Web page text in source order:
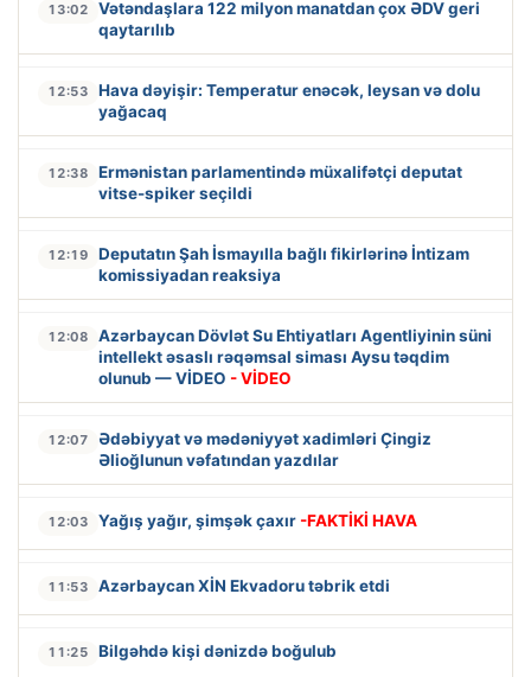
13:02
Vətəndaşlara 122 milyon manatdan çox ƏDV geri
qaytarılıb
12:53
Hava dəyişir: Temperatur enəcək, leysan və dolu
yağacaq
12:38
Ermənistan parlamentində müxalifətçi deputat
vitse-spiker seçildi
12:19
Deputatın Şah İsmayılla bağlı fikirlərinə İntizam
komissiyadan reaksiya
12:08
Azərbaycan Dövlət Su Ehtiyatları Agentliyinin süni
intellekt əsaslı rəqəmsal siması Aysu təqdim
olunub — VİDEO - VİDEO
12:07
Ədəbiyyat və mədəniyyət xadimləri Çingiz
Əlioğlunun vəfatından yazdılar
12:03 Yağış yağır, şimşək çaxır -FAKTİKİ HAVA
11:53 Azərbaycan XİN Ekvadoru təbrik etdi
11:25 Bilgəhdə kişi dənizdə boğulub